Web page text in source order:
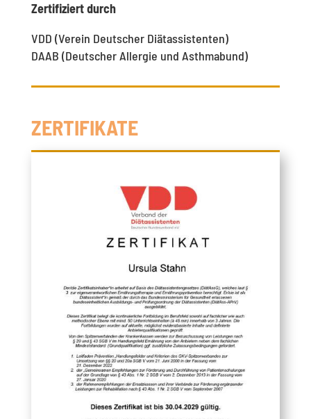
Zertifiziert durch
VDD (Verein Deutscher Diätassistenten)
DAAB (Deutscher Allergie und Asthmabund)
ZERTIFIKATE